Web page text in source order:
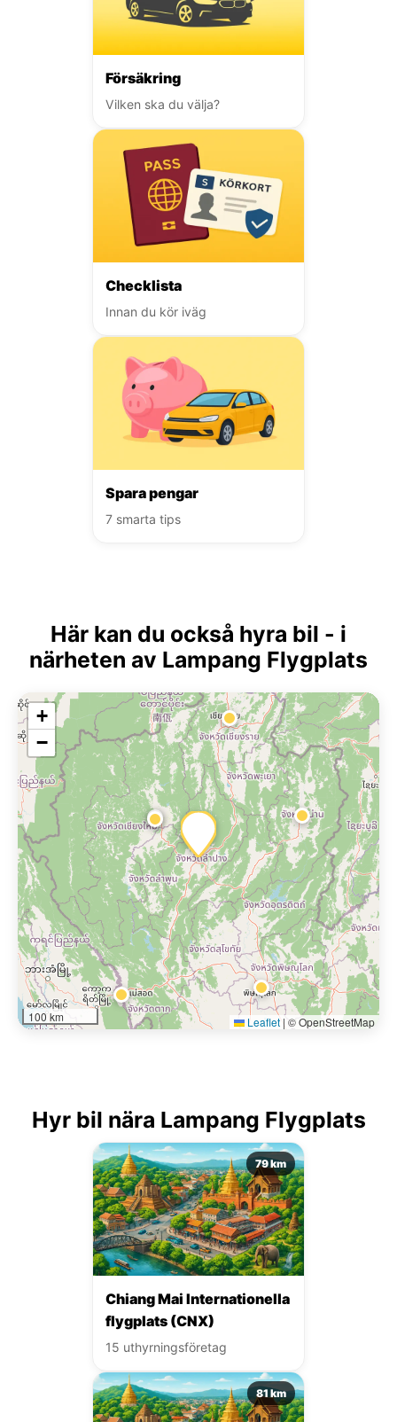
Försäkring
Vilken ska du välja?
Checklista
Innan du kör iväg
Spara pengar
7 smarta tips
Här kan du också hyra bil - i
närheten av Lampang Flygplats
+
−
100 km Leaflet | © OpenStreetMap
Hyr bil nära Lampang Flygplats
79 km
Chiang Mai Internationella
flygplats (CNX)
15 uthyrningsföretag
81 km